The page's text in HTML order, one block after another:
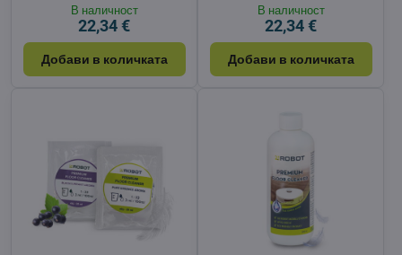
В наличност
22,34 €
Добави в количката
В наличност
22,34 €
Добави в количката